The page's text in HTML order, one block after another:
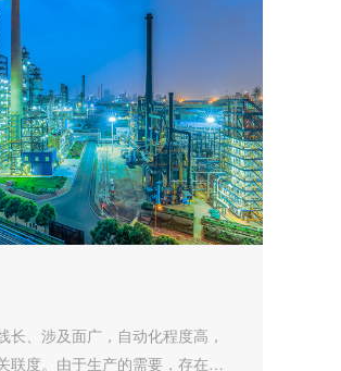
长、涉及面广，自动化程度高，
联度。由于生产的需要，存在大